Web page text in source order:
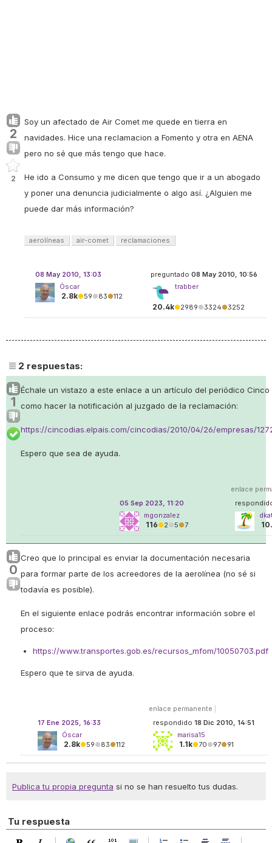
2
2
Soy un afectado de Air Comet me quede en tierra en
navidades. Hice una reclamacion a Fomento y otra en AENA
pero no sé que más tengo que hace.
He ido a Consumo y me dicen que tengo que ir a un abogado
y poner una denuncia judicialmente o algo así. ¿Alguien me
puede dar más información?
aerolíneas air-comet reclamaciones
preguntado 08 May 2010, 10:56
trabber
20.4k●2989●3324●3252
08 May 2010, 13:03
Óscar
2.8k●59●83●112
2 respuestas:
1
Échale un vistazo a este enlace a un artículo del periódico
como hacer la notificación al juzgado de la reclamación:
https://cincodias.elpais.com/cincodias/2010/04/26/empresas/
Espero que sea de ayuda.
enlace
05 Sep 2023, 11:20
mgonzalez
116●2●5●7
0
Creo que lo principal es enviar la documentación necesaria
para formar parte de los acreedores de la aerolínea (no sé si
todavía es posible).
En el siguiente enlace podrás encontrar información sobre el
proceso:
https://www.transportes.gob.es/recursos_mfom/10050703.pdf
Espero que te sirva de ayuda.
enlace permanente
respondido 18 Dic 2010, 14:51
marisa15
1.1k●70●97●91
17 Ene 2025, 16:33
Óscar
2.8k●59●83●112
Publica tu propia pregunta si no se han resuelto tus dudas.
Tu respuesta